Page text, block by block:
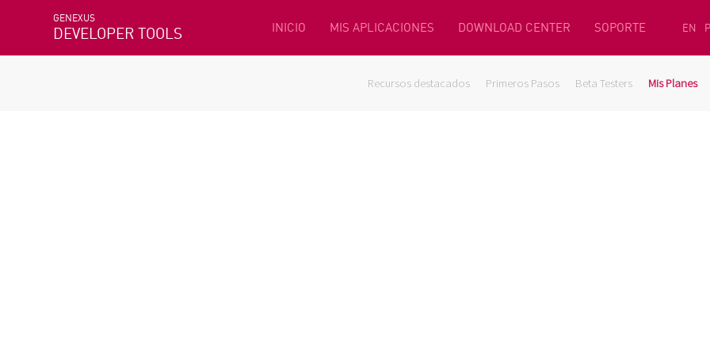
GENEXUS
DEVELOPER TOOLS INICIO MIS APLICACIONES DOWNLOAD CENTER SOPORTE EN
Recursos destacados Primeros Pasos Beta Testers Mis Planes